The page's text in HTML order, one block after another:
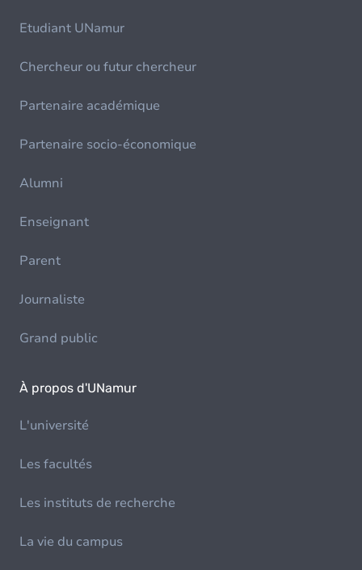
Etudiant UNamur
Chercheur ou futur chercheur
Partenaire académique
Partenaire socio-économique
Alumni
Enseignant
Parent
Journaliste
Grand public
À propos d'UNamur
L'université
Les facultés
Les instituts de recherche
La vie du campus